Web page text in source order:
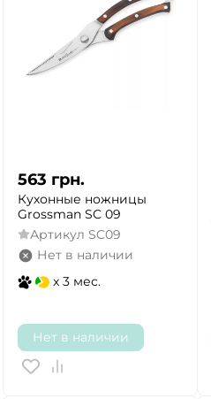
563 грн.
Кухонные ножницы
Grossman SC 09
Артикул SC09
Нет в наличии
x 3 мес.
Нет в наличии